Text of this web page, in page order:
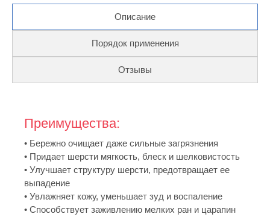
Описание
Порядок применения
Отзывы
Преимущества:
• Бережно очищает даже сильные загрязнения
• Придает шерсти мягкость, блеск и шелковистость
• Улучшает структуру шерсти, предотвращает ее
выпадение
• Увлажняет кожу, уменьшает зуд и воспаление
• Способствует заживлению мелких ран и царапин